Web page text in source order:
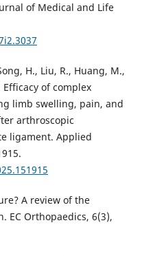
of Medical and Life
H., Liu, R., Huang, M.,
Efficacy of complex
limb swelling, pain, and
arthroscopic
ligament. Applied
A review of the
EC Orthopaedics, 6(3),